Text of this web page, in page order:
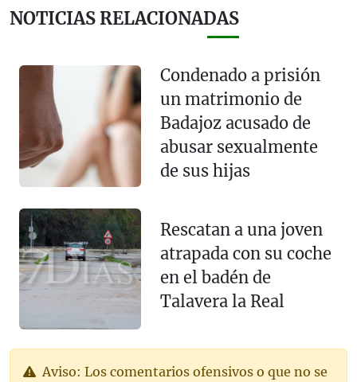
NOTICIAS RELACIONADAS
Condenado a prisión
un matrimonio de
Badajoz acusado de
abusar sexualmente
de sus hijas
Rescatan a una joven
atrapada con su coche
en el badén de
Talavera la Real
Aviso: Los comentarios ofensivos o que no se